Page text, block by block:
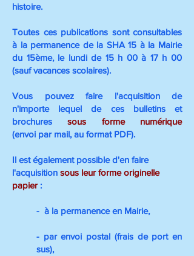
histoire.
Toutes ces publications sont consultables
à la permanence de la SHA 15 à la Mairie
du 15ème, le lundi de 15 h 00 à 17 h 00
(sauf vacances scolaires).
Vous pouvez faire l'acquisition de
n'importe lequel de ces bulletins et
brochuressous forme numérique
(envoi par mail, au format PDF).
Il est également possible d'en faire
l'acquisition sous leur forme originelle
papier:
- à la permanence en Mairie,
- par envoi postal (frais de port en
sus),